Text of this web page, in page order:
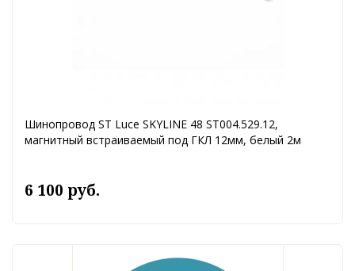
Шинопровод ST Luce SKYLINE 48 ST004.529.12,
магнитный встраиваемый под ГКЛ 12мм, белый 2м
6 100 руб.